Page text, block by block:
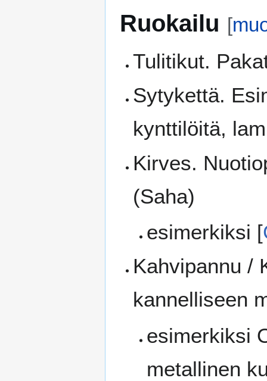
Ruokailu [
Tulitikut.
Sytykettä.
kynttilöitä,
Kirves.
(Saha)
esimerkiksi [
Kahvipannu /
kannelliseen
esimerkiksi
metallinen